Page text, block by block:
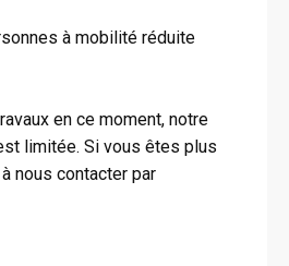
à mobilité réduite
en ce moment, notre
limitée. Si vous êtes plus
nous contacter par